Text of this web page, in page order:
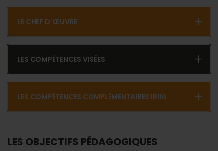
LE CHEF D'ŒUVRE
LES COMPÉTENCES VISÉES
LES COMPÉTENCES COMPLÉMENTAIRES IRIIG
LES OBJECTIFS PÉDAGOGIQUES